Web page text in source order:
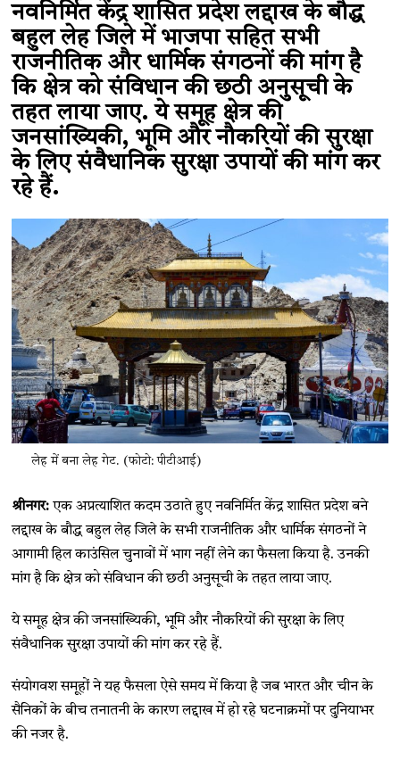
नवनिर्मित केंद्र शासित प्रदेश लद्दाख के बौद्ध
बहुल लेह जिले में भाजपा सहित सभी
राजनीतिक और धार्मिक संगठनों की मांग है
कि क्षेत्र को संविधान की छठी अनुसूची के
तहत लाया जाए. ये समूह क्षेत्र की
जनसांख्यिकी, भूमि और नौकरियों की सुरक्षा
के लिए संवैधानिक सुरक्षा उपायों की मांग कर
रहे हैं.
लेह में बना लेह गेट. (फोटो: पीटीआई)
श्रीनगर: एक अप्रत्याशित कदम उठाते हुए नवनिर्मित केंद्र शासित प्रदेश बने
लद्दाख के बौद्ध बहुल लेह जिले के सभी राजनीतिक और धार्मिक संगठनों ने
आगामी हिल काउंसिल चुनावों में भाग नहीं लेने का फैसला किया है. उनकी
मांग है कि क्षेत्र को संविधान की छठी अनुसूची के तहत लाया जाए.
ये समूह क्षेत्र की जनसांख्यिकी, भूमि और नौकरियों की सुरक्षा के लिए
संवैधानिक सुरक्षा उपायों की मांग कर रहे हैं.
संयोगवश समूहों ने यह फैसला ऐसे समय में किया है जब भारत और चीन के
सैनिकों के बीच तनातनी के कारण लद्दाख में हो रहे घटनाक्रमों पर दुनियाभर
की नजर है.